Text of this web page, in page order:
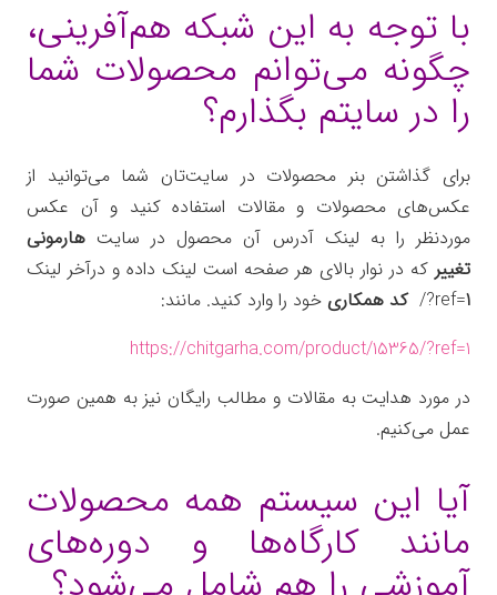
با توجه به این شبکه هم‌آفرینی،
چگونه می‌توانم محصولات شما
را در سایتم بگذارم؟
برای گذاشتن بنر محصولات در سایت‌تان شما می‌توانید از
عکس‌های محصولات و مقالات استفاده کنید و آن عکس
موردنظر را به لینک آدرس آن محصول در سایت هارمونی
تغییر که در نوار بالای هر صفحه است لینک داده و درآخر لینک
ref=1
?/کد همکاری خود را وارد کنید. مانند:
https://chitgarha.com/product/15365/?ref=1
در مورد هدایت به مقالات و مطالب رایگان نیز به همین صورت
عمل می‌کنیم.
آیا این سیستم همه محصولات
مانند کارگاه‌ها و دوره‌های